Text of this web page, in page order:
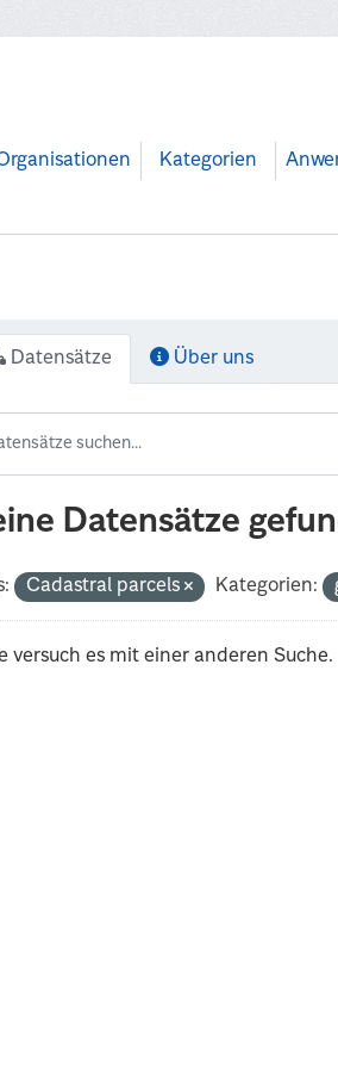
Kategorien
Datensätze Über uns
Datensätze
Cadastral parcels Kategorien:
versuch es mit einer anderen Suche.